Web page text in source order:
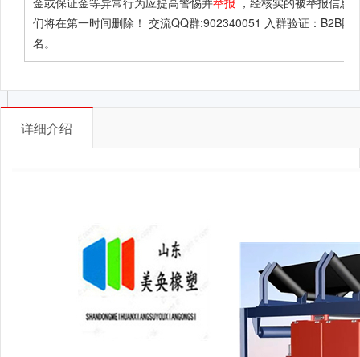
们将在第一时间删除！ 交流QQ群:902340051 入群验证：B2B网
名。
详细介绍